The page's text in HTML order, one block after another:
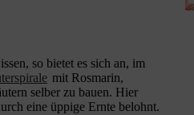
so bietet es sich an, im
mit Rosmarin,
selber zu bauen. Hier
eine üppige Ernte belohnt.